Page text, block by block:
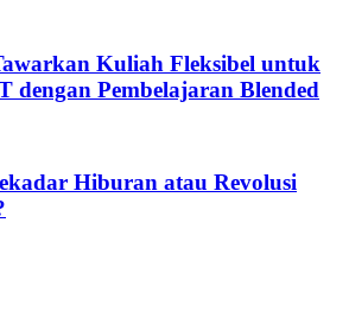
Kuliah Fleksibel untuk
dengan Pembelajaran Blended
Hiburan atau Revolusi